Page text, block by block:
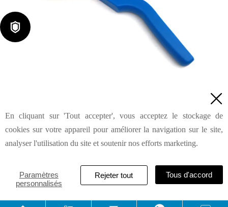
Demande de renseignements
HAILIN INDUSTRIAL & DEVELOPMENT (SHANGHAI) CO.,
LTD

En cliquant sur 'Tout accepter', vous acceptez le stockage de
cookies sur votre appareil pour améliorer la navigation sur le site,
analyser l'utilisation du site et soutenir nos efforts marketing.
Paramètres
personnalisés
Rejeter tout Tous d'accord
